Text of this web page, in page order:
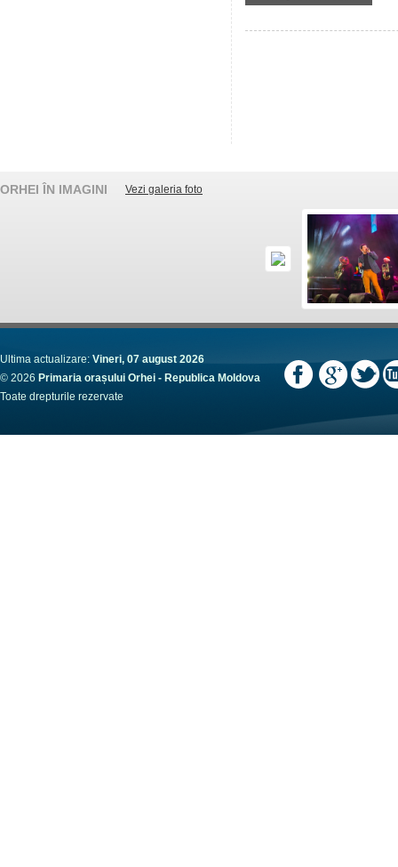
ORHEI ÎN IMAGINI Vezi galeria foto
Ultima actualizare: Vineri, 07 august 2026
© 2026 Primaria orașului Orhei - Republica Moldova
Toate drepturile rezervate